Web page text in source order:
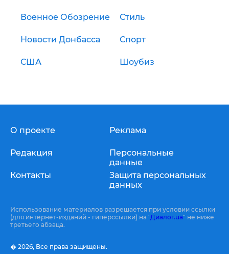
Военное Обозрение Стиль
Новости Донбасса Спорт
США Шоубиз
О проекте
Редакция
Контакты
Реклама
Персональные
данные
Защита персональных
данных
Использование материалов разрешается при условии ссылки
(для интернет-изданий - гиперссылки) на "Диалог.ua" не ниже
третьего абзаца.
� 2026, Все права защищены.